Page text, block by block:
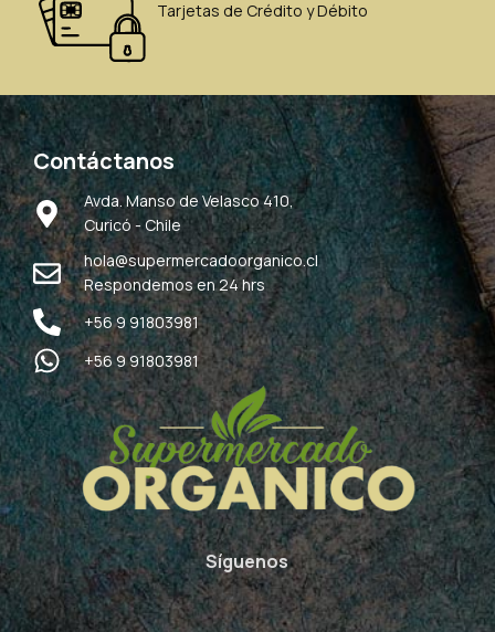
Tarjetas de Crédito y Débito
Contáctanos
Avda. Manso de Velasco 410,
Curicó - Chile
hola@supermercadoorganico.cl
Respondemos en 24 hrs
+56 9 91803981
+56 9 91803981
Síguenos